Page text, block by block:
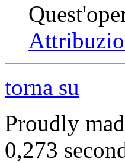
torna su
Proudly
0,273